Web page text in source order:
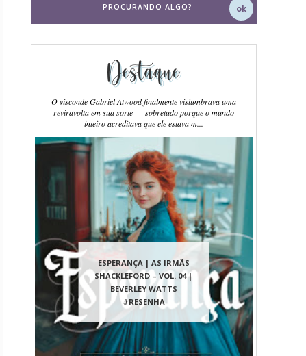
Destaque
ESPERANÇA | AS IRMÃS
SHACKLEFORD – VOL. 04 |
BEVERLEY WATTS
#RESENHA
O visconde Gabriel Atwood finalmente vislumbrava uma
reviravolta em sua sorte ― sobretudo porque o mundo
inteiro acreditava que ele estava m...